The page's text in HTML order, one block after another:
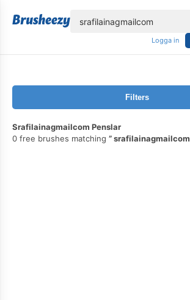
Logga in
Filters
Srafilainagmailcom Penslar
0 free brushes matching
srafilainagmailcom